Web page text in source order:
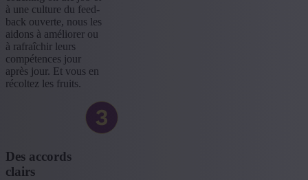
à une culture du feed-
back ouverte, nous les
aidons à améliorer ou
à rafraîchir leurs
compétences jour
après jour. Et vous en
récoltez les fruits.
Des accords
clairs